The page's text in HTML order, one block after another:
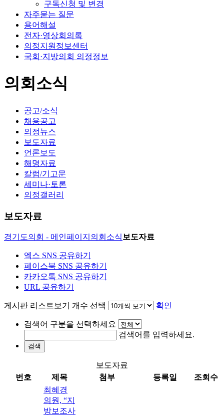
구독신청 및 변경
자주묻는 질문
용어해설
전자·영상회의록
의정지원정보센터
국회·지방의회 의정정보
의회소식
공고/소식
채용공고
의정뉴스
보도자료
언론보도
해명자료
칼럼/기고문
세미나·토론
의정갤러리
보도자료
경기도의회 - 메인페이지 의회소식보도자료
엑스 SNS 공유하기
페이스북 SNS 공유하기
카카오톡 SNS 공유하기
URL 공유하기
게시판 리스트보기 개수 선택 확인
검색어 구분을 선택하세요
검색어를 입력하세요.
검색
보도자료
번호
제목 첨부 등록일 조회수
최혜경
의원, “지
방보조사